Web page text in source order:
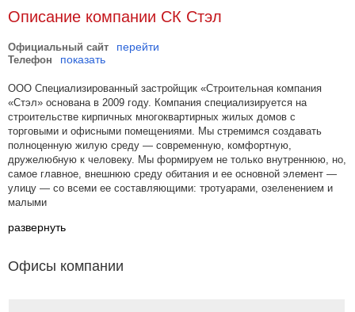
Описание компании СК Стэл
Официальный сайт перейти
Телефон показать
ООО Специализированный застройщик «Строительная компания
«Стэл» основана в 2009 году. Компания специализируется на
строительстве кирпичных многоквартирных жилых домов с
торговыми и офисными помещениями. Мы стремимся создавать
полноценную жилую среду — современную, комфортную,
дружелюбную к человеку. Мы формируем не только внутреннюю, но,
самое главное, внешнюю среду обитания и ее основной элемент —
улицу — со всеми ее составляющими: тротуарами, озеленением и
малыми
развернуть
Офисы компании